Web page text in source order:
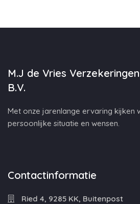
M.J de Vries
B.V.
Met onze jarenlange ervaring kijken
persoonlijke situatie en wensen.
Contactinformatie
Ried 4, 9285 KK, Buitenpost